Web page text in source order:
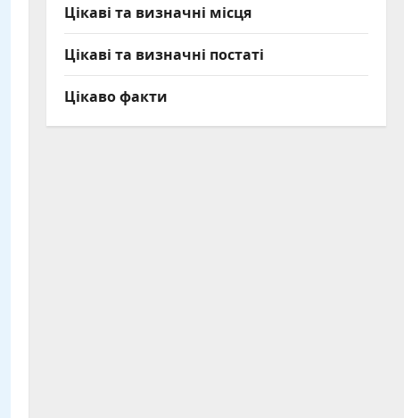
Цікаві та визначні місця
Цікаві та визначні постаті
Цікаво факти